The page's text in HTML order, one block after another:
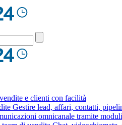
e clienti con facilità
Gestire lead, affari, contatti,
omnicanale tramite